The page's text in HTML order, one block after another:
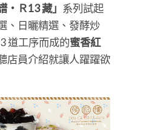
・Ｒ13 藏」 系列試起
、日曬精選、發酵炒
道工序而成的蜜香紅
店員介紹就讓人躍躍欲